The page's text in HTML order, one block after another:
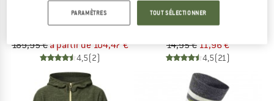
IVANHOE OF SWEDEN
189,95 € à partir de 104,47 €
4,5(2)
IVANHOE OF SWEDEN
14,95 € 11,96 €
4,5(21)
PARAMÈTRES TOUT SÉLECTIONNER